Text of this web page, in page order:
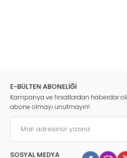
E-BÜLTEN ABONELİĞİ
Kampanya ve fırsatlardan haberdar
abone olmayı unutmayın!
SOSYAL MEDYA